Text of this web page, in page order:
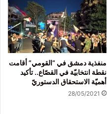
منفذية دمشق في “القومي” أقامت
نقطة انتخابيّة في القصّاع.. تأكيد
أهميّة الاستحقاق الدستوريّ
28/05/2021